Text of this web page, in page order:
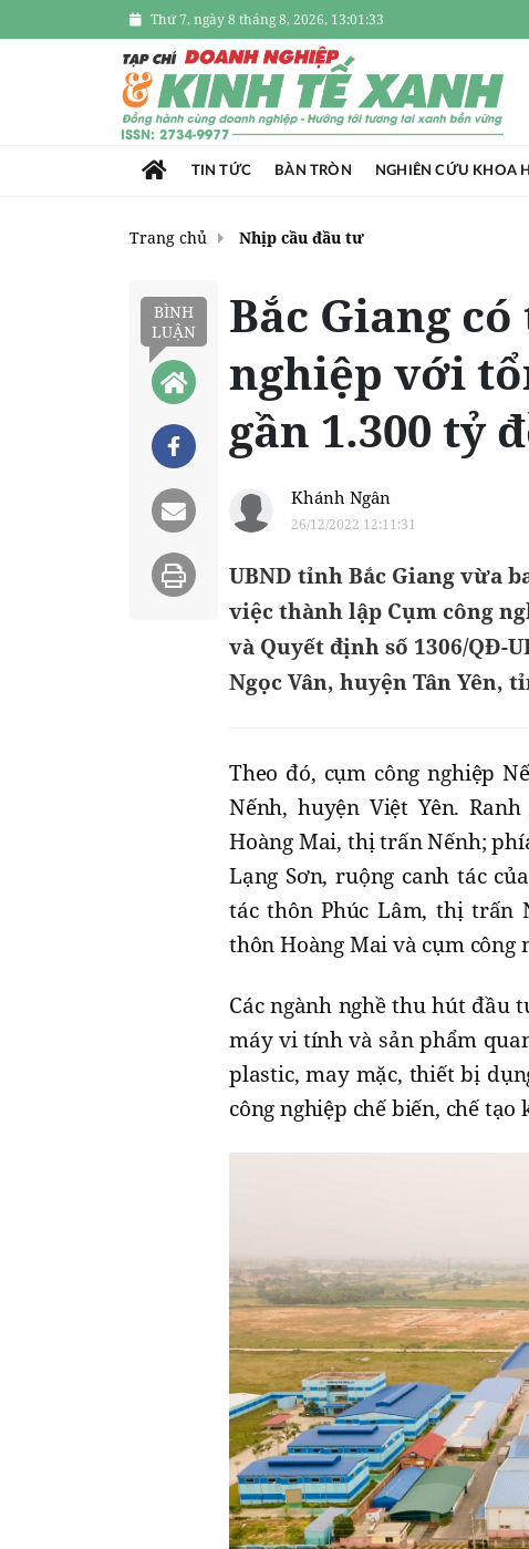
Thứ 7, ngày 8 tháng 8, 2026, 13:01:34
TIN TỨC BÀN TRÒN NGHIÊN CỨU KHOA
Trang chủ Nhịp cầu đầu tư
BÌNH
LUẬN
Bắc Giang
nghiệp với
gần 1.300 tỷ
Khánh Ngân
26/12/2022 12:11:31
UBND tỉnh Bắc Giang vừa
việc thành lập Cụm công
và Quyết định số 1306/QĐ-
Ngọc Vân, huyện Tân Yên,
Theo đó, cụm công nghiệp
Nếnh, huyện Việt Yên.
Hoàng Mai, thị trấn Nếnh;
Lạng Sơn, ruộng canh tác
tác thôn Phúc Lâm, thị trấn
thôn Hoàng Mai và cụm
Các ngành nghề thu hút đầu
máy vi tính và sản phẩm
plastic, may mặc, thiết bị
công nghiệp chế biến, chế